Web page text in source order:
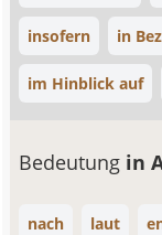
insofern in
im Hinblick auf
Bedeutung in
nach laut